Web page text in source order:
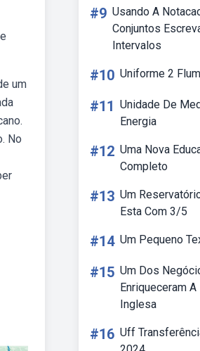
um
No
#9 Usando A
Conjuntos
Intervalos
#10 Uniforme 2
#11 Unidade De
Energia
#12 Uma Nova
Completo
#13 Um
Esta Com 3/5
#14 Um Pequeno
#15 Um Dos
Enriqueceram
Inglesa
#16 Uff